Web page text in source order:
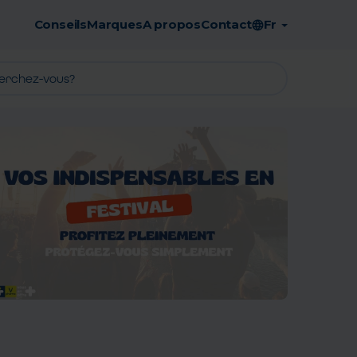
Retrait en pharmacie gratuit
ConseilsMarquesA proposContact Fr